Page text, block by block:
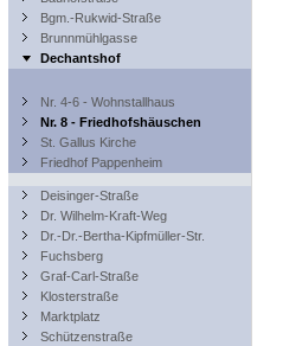
Bgm.-Rukwid-Straße
Brunnmühlgasse
Dechantshof
Nr. 4-6 - Wohnstallhaus
Nr. 8 - Friedhofshäuschen
St. Gallus Kirche
Friedhof Pappenheim
Deisinger-Straße
Dr. Wilhelm-Kraft-Weg
Dr.-Dr.-Bertha-Kipfmüller-Str.
Fuchsberg
Graf-Carl-Straße
Klosterstraße
Marktplatz
Schützenstraße